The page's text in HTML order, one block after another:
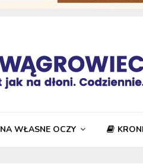
NA WŁASNE OCZY